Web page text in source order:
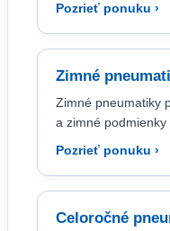
Pozrieť ponuku ›
Zimné
Zimné pneumatiky
a zimné podmienky
Pozrieť ponuku ›
Celoročné